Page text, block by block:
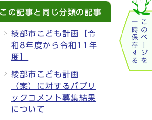
この記事と同じ分類の記事
綾部市こども計画【令
和8年度から令和11年
度】
綾部市こども計画
（案）に対するパブリ
ックコメント募集結果
について